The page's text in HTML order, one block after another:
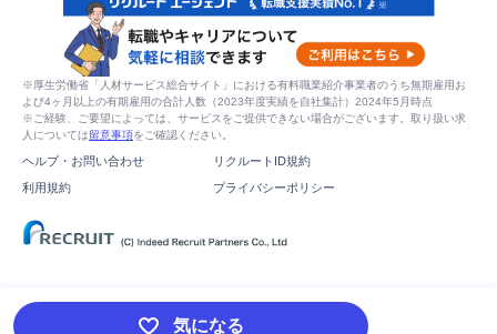
気になる
※厚生労働省「人材サービス総合サイト」における有料職業紹介事業者のうち無期雇用お
よび4ヶ月以上の有期雇用の合計人数（2023年度実績を自社集計）2024年5月時点
※ご経験、ご要望によっては、サービスをご提供できない場合がございます。取り扱い求
人については留意事項をご確認ください。
ヘルプ・お問い合わせ
リクルートID規約
利用規約
プライバシーポリシー